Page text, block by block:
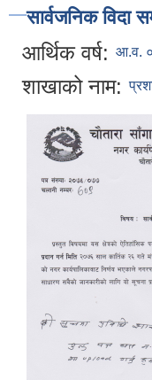
सार्वजनिक विदा
आर्थिक वर्ष: आ.व.
शाखाको नाम: